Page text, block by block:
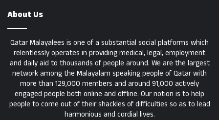
About Us
Qatar Malayalees is one of a substantial social platforms which
relentlessly operates in providing medical, legal, employment
and daily aid to thousands of people around. We are the largest
network among the Malayalam speaking people of Qatar with
more than 129,000 members and around 91,000 actively
engaged people both online and offline. Our notion is to help
people to come out of their shackles of difficulties so as to lead
harmonious and cordial lives.